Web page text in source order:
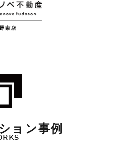
ョン事例